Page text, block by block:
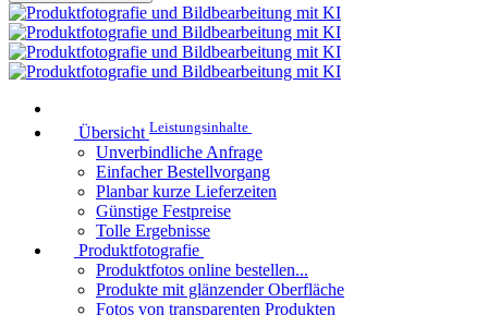
Übersicht Leistungsinhalte
Unverbindliche Anfrage
Einfacher Bestellvorgang
Planbar kurze Lieferzeiten
Günstige Festpreise
Tolle Ergebnisse
Produktfotografie
Produktfotos online bestellen...
Produkte mit glänzender Oberfläche
Fotos von transparenten Produkten